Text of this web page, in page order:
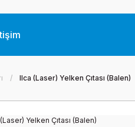
Ilca (Laser) Yelken Çıtası (Balen)